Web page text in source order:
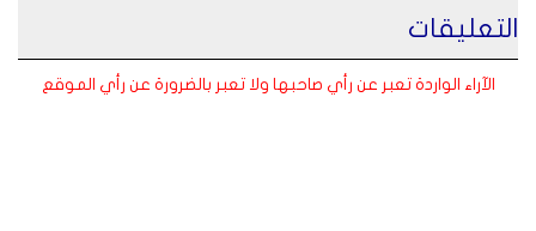
التعليقات
الآراء الواردة تعبر عن رأي صاحبها ولا تعبر بالضرورة عن رأي الموقع